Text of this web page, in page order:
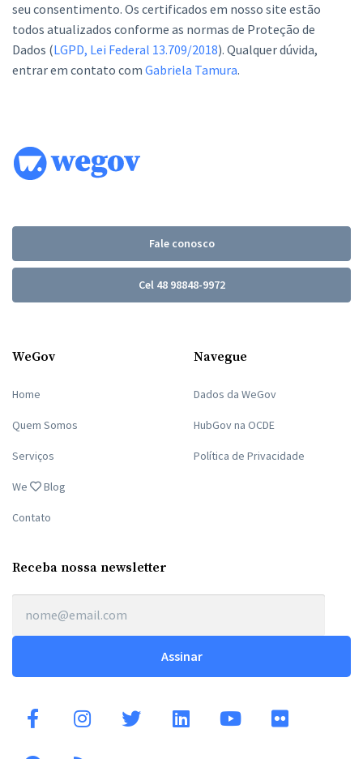
seu consentimento. Os certificados em nosso site estão
todos atualizados conforme as normas de Proteção de
Dados (LGPD, Lei Federal 13.709/2018). Qualquer dúvida,
entrar em contato com Gabriela Tamura.
Fale conosco
Cel 48 98848-9972
WeGov
Home
Quem Somos
Serviços
We Blog
Contato
Navegue
Dados da WeGov
HubGov na OCDE
Política de Privacidade
Receba nossa newsletter